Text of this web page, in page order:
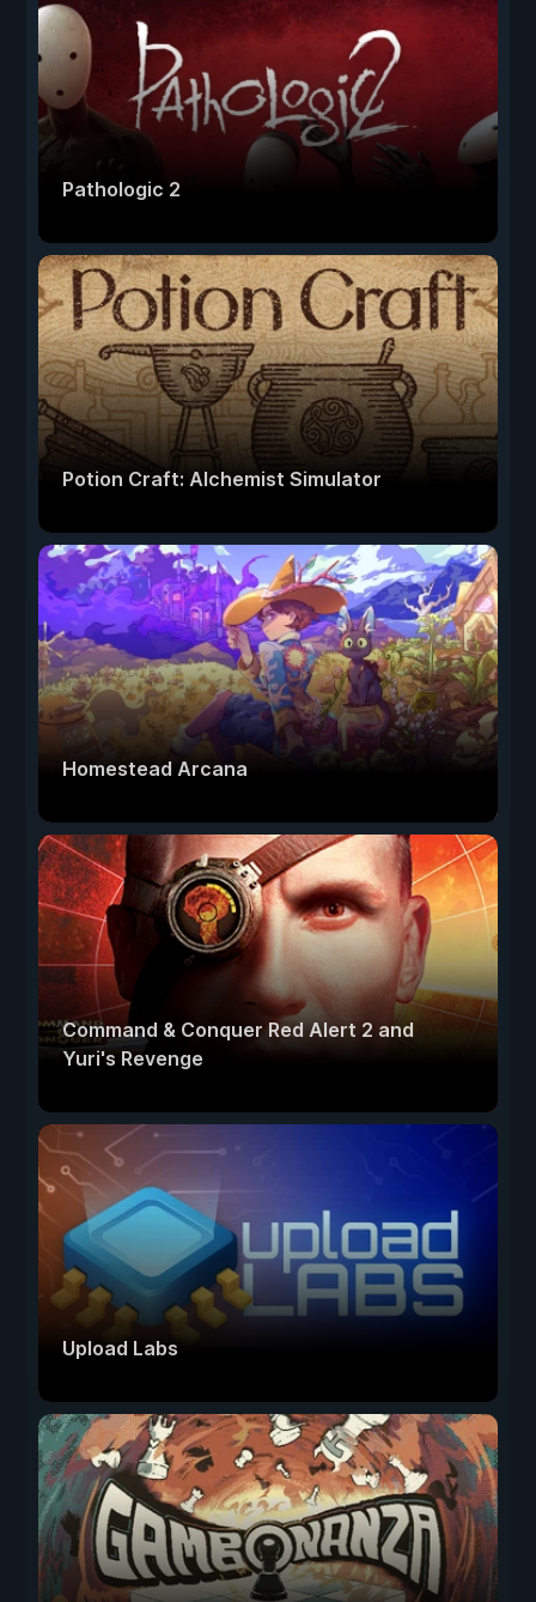
Pathologic 2
Potion Craft: Alchemist Simulator
Homestead Arcana
Command & Conquer Red Alert 2 and
Yuri's Revenge
Upload Labs